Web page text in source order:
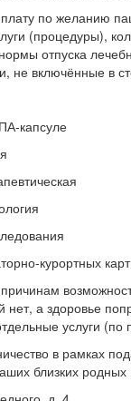
по желанию
(процедуры),
отпуска
не включённые в
капсуле
курортных карт
нет, а здоровье
услуги (по
в рамках
близких родных